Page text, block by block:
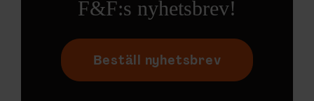
F&F:s nyhetsbrev!
Beställ nyhetsbrev